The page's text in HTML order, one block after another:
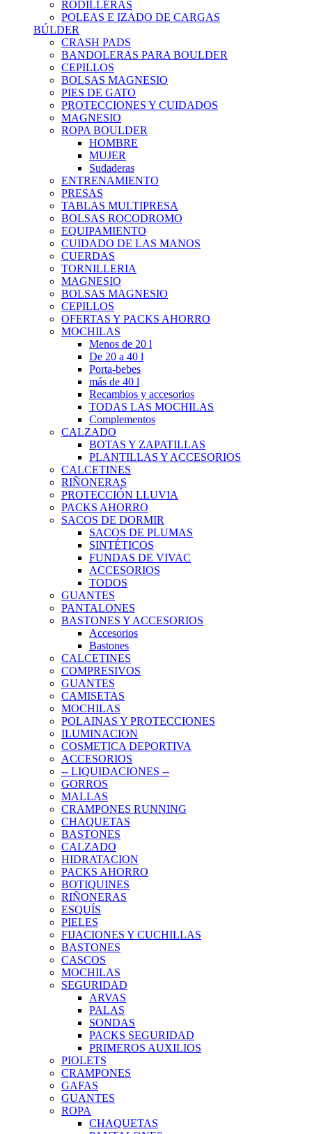
RODILLERAS
POLEAS E IZADO DE CARGAS
BÚLDER
CRASH PADS
BANDOLERAS PARA BOULDER
CEPILLOS
BOLSAS MAGNESIO
PIES DE GATO
PROTECCIONES Y CUIDADOS
MAGNESIO
ROPA BOULDER
HOMBRE
MUJER
Sudaderas
ENTRENAMIENTO
PRESAS
TABLAS MULTIPRESA
BOLSAS ROCODROMO
EQUIPAMIENTO
CUIDADO DE LAS MANOS
CUERDAS
TORNILLERIA
MAGNESIO
BOLSAS MAGNESIO
CEPILLOS
OFERTAS Y PACKS AHORRO
MOCHILAS
Menos de 20 l
De 20 a 40 l
Porta-bebes
más de 40 l
Recambios y accesorios
TODAS LAS MOCHILAS
Complementos
CALZADO
BOTAS Y ZAPATILLAS
PLANTILLAS Y ACCESORIOS
CALCETINES
RIÑONERAS
PROTECCIÓN LLUVIA
PACKS AHORRO
SACOS DE DORMIR
SACOS DE PLUMAS
SINTÉTICOS
FUNDAS DE VIVAC
ACCESORIOS
TODOS
GUANTES
PANTALONES
BASTONES Y ACCESORIOS
Accesorios
Bastones
CALCETINES
COMPRESIVOS
GUANTES
CAMISETAS
MOCHILAS
POLAINAS Y PROTECCIONES
ILUMINACION
COSMETICA DEPORTIVA
ACCESORIOS
-- LIQUIDACIONES --
GORROS
MALLAS
CRAMPONES RUNNING
CHAQUETAS
BASTONES
CALZADO
HIDRATACION
PACKS AHORRO
BOTIQUINES
RIÑONERAS
ESQUÍS
PIELES
FIJACIONES Y CUCHILLAS
BASTONES
CASCOS
MOCHILAS
SEGURIDAD
ARVAS
PALAS
SONDAS
PACKS SEGURIDAD
PRIMEROS AUXILIOS
PIOLETS
CRAMPONES
GAFAS
GUANTES
ROPA
CHAQUETAS